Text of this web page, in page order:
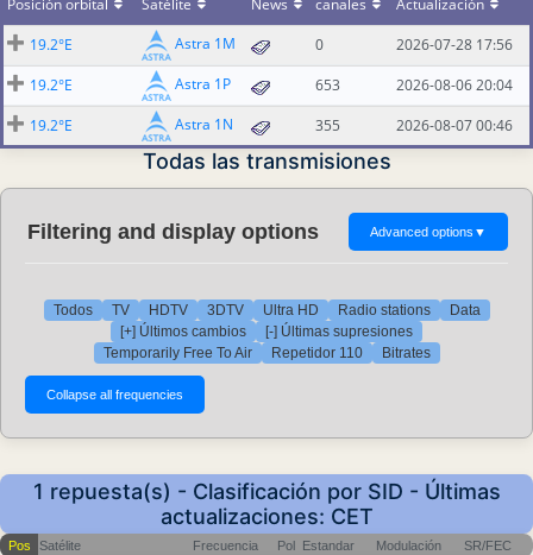
Posición orbital Satélite News canales
Actualización
19.2°E
Astra 1M 0
2026-07-28 17:56
19.2°E
Astra 1P 653
2026-08-06 20:04
19.2°E
Astra 1N 355 2026-08-07 00:46
Todas las transmisiones
Filtering and display options Advanced options ▼
Todos TV HDTV 3DTV Ultra HD Radio stations
Data
[+] Últimos cambios
[-] Últimas supresiones
Temporarily Free To Air
Repetidor 110 Bitrates
1 repuesta(s) - Clasificación por SID - Últimas
actualizaciones: CET
Pos Satélite Frecuencia Pol Estandar Modulación SR/FEC